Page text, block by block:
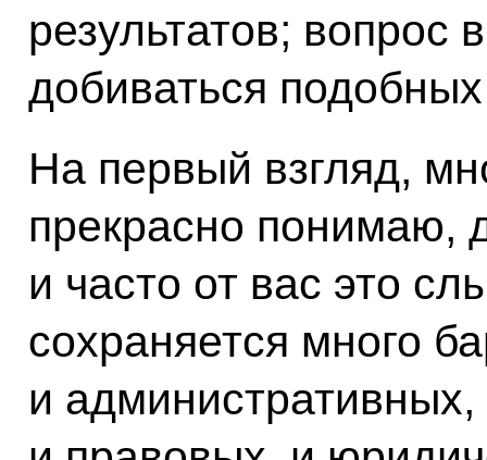
результатов; вопрос
добиваться подобных
На первый взгляд,
прекрасно понимаю,
и часто от вас это
сохраняется много
и